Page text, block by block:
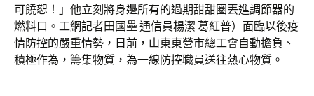
可饒恕！」他立刻將身邊所有的過期甜甜圈丟進調節器的
燃料口。工網記者田國壘 通信員楊潔 葛紅普）面臨以後疫
情防控的嚴重情勢，日前，山東東營市總工會自動擔負、
積極作為，籌集物質，為一線防控職員送往熱心物質。